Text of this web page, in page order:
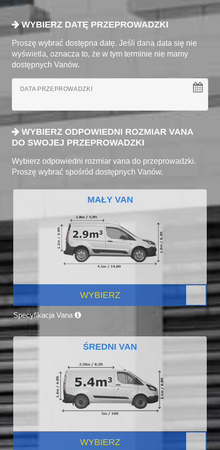
WYBIERZ DATĘ PRZEPROWADZKI
Proszę wybrać dostępna datę. Jeśli dana data się nie
wyświetla, oznacza to, że w tym terminie nie mamy
dostępnych Vanów.
DATA PRZEPROWADZKI
WYBIERZ ODPOWIEDNI ROZMIAR VANA
DO SWOJEJ PRZEPROWADZKI
Wybierz odpowiedni rozmiar vana do przeprowadzki.
Proszę wybrać spośród dostępnych Vanów.
MAŁY VAN
WYBIERZ
Specyfikacja Vana
ŚREDNI VAN
WYBIERZ